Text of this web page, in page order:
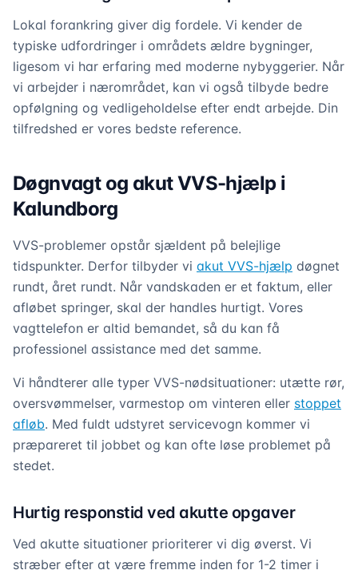
Lokal forankring giver dig fordele. Vi kender de
typiske udfordringer i områdets ældre bygninger,
ligesom vi har erfaring med moderne nybyggerier. Når
vi arbejder i nærområdet, kan vi også tilbyde bedre
opfølgning og vedligeholdelse efter endt arbejde. Din
tilfredshed er vores bedste reference.
Døgnvagt og akut VVS-hjælp i
Kalundborg
VVS-problemer opstår sjældent på belejlige
tidspunkter. Derfor tilbyder vi akut VVS-hjælp døgnet
rundt, året rundt. Når vandskaden er et faktum, eller
afløbet springer, skal der handles hurtigt. Vores
vagttelefon er altid bemandet, så du kan få
professionel assistance med det samme.
Vi håndterer alle typer VVS-nødsituationer: utætte rør,
oversvømmelser, varmestop om vinteren eller stoppet
afløb. Med fuldt udstyret servicevogn kommer vi
præpareret til jobbet og kan ofte løse problemet på
stedet.
Hurtig responstid ved akutte opgaver
Ved akutte situationer prioriterer vi dig øverst. Vi
stræber efter at være fremme inden for 1-2 timer i